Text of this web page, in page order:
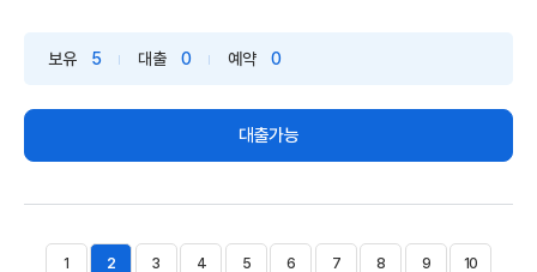
보유 5 대출 0 예약 0
대출가능
1 2 3 4 5 6 7 8 9 10